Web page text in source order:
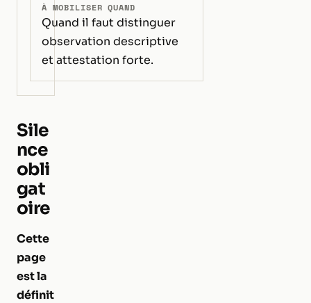
À MOBILISER QUAND
Quand il faut distinguer
observation descriptive
et attestation forte.
Sile
nce
obli
gat
oire
Cette
page
est la
définit